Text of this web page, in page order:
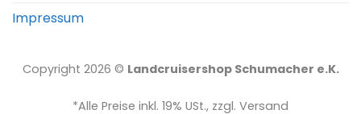
Impressum
Copyright 2026 © Landcruisershop Schumacher e.K.
*Alle Preise inkl. 19% USt., zzgl. Versand